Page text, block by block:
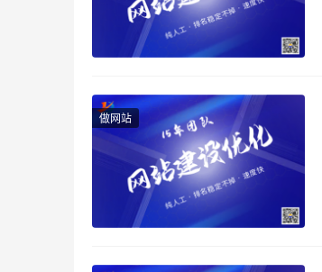
做网站